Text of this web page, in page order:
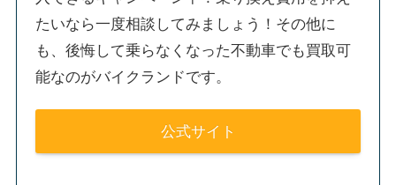
たいなら一度相談してみましょう！その他に
も、後悔して乗らなくなった不動車でも買取可
能なのがバイクランドです。
公式サイト